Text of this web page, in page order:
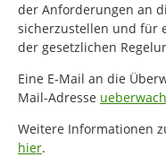
der Anforderungen an
sicherzustellen und für
der gesetzlichen
Eine E-Mail an die
Mail-Adresse
Weitere Informationen
hier.